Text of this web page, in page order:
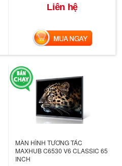
Liên hệ
MUA NGAY
MÀN HÌNH TƯƠNG TÁC
MAXHUB C6530 V6 CLASSIC 65
INCH